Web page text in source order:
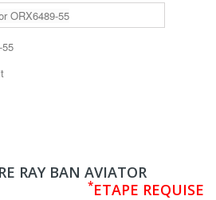
RAY BAN AVIATOR
*ETAPE REQUISE